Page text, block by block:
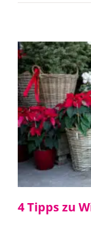
4 Tipps zu